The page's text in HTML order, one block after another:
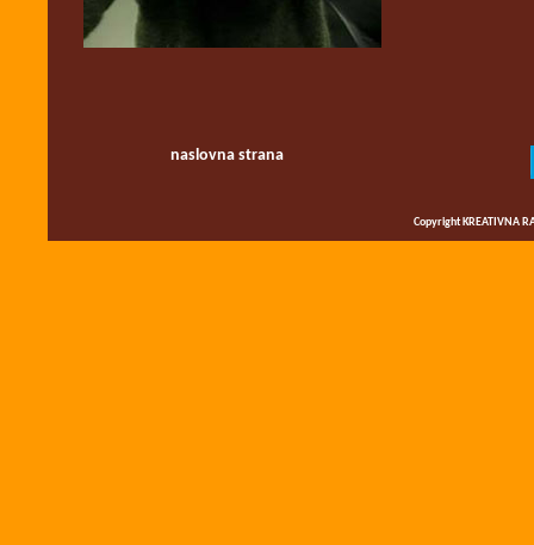
naslovna strana
Copyright KREATIVNA